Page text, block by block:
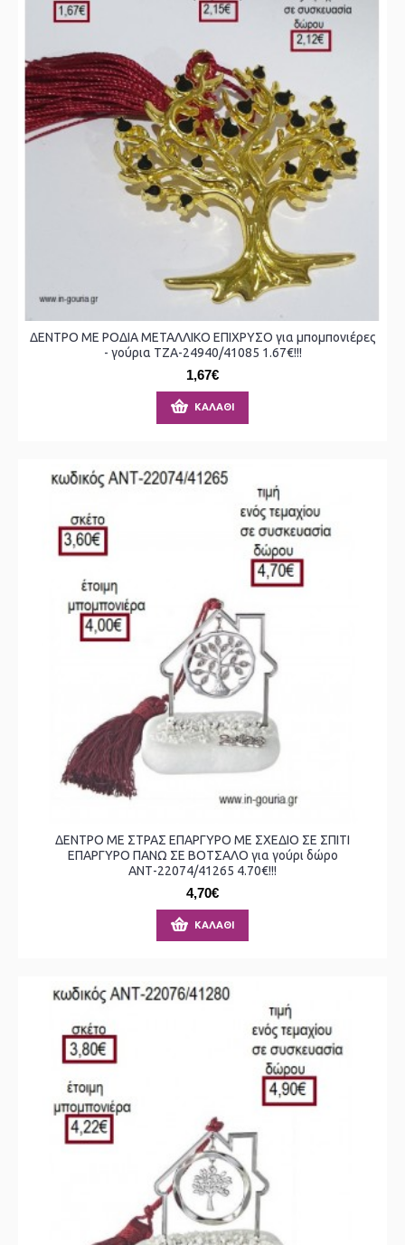
ΔΕΝΤΡΟ ΜΕ ΡΟΔΙΑ ΜΕΤΑΛΛΙΚΟ ΕΠΙΧΡΥΣΟ για μπομπονιέρες
- γούρια ΤΖΑ-24940/41085 1.67€!!!
1,67€
ΚΑΛΆΘΙ
ΔΕΝΤΡΟ ΜΕ ΣΤΡΑΣ ΕΠΑΡΓΥΡΟ ΜΕ ΣΧΕΔΙΟ ΣΕ ΣΠΙΤΙ
ΕΠΑΡΓΥΡΟ ΠΑΝΩ ΣΕ ΒΟΤΣΑΛΟ για γούρι δώρο
ΑΝΤ-22074/41265 4.70€!!!
4,70€
ΚΑΛΆΘΙ